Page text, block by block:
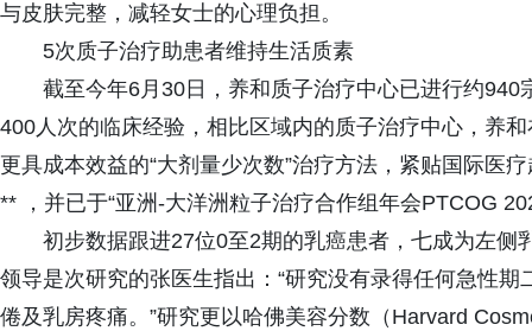
与皮肤完整，减轻女士的心理负担。
5次质子治疗助患者维持生活质素
截至今年6月30日，养和质子治疗中心已进行约
400人次的临床经验，相比区域内的质子治疗中心，养
更具成本效益的“大剂量少次数”治疗方法，紧贴国际医
** ，并已于“亚洲-大洋洲粒子治疗合作组年会PTCOG
初步数据跟进27位0至2期的乳癌患者，七成为左
领导是次研究的张医生指出：“研究没有录得任何急性
倦及乳房疼痛。”研究更以哈佛美容分数（Harvard